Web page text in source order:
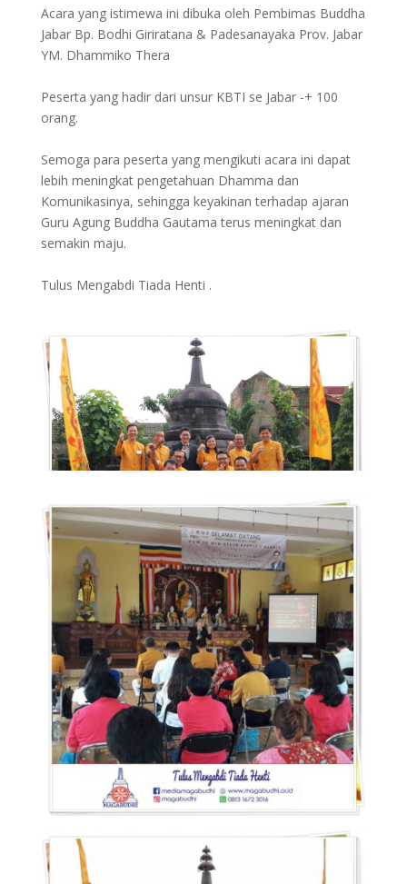
Acara yang istimewa ini dibuka oleh Pembimas Buddha
Jabar Bp. Bodhi Giriratana & Padesanayaka Prov. Jabar
YM. Dhammiko Thera
Peserta yang hadir dari unsur KBTI se Jabar -+ 100
orang.
Semoga para peserta yang mengikuti acara ini dapat
lebih meningkat pengetahuan Dhamma dan
Komunikasinya, sehingga keyakinan terhadap ajaran
Guru Agung Buddha Gautama terus meningkat dan
semakin maju.
Tulus Mengabdi Tiada Henti .